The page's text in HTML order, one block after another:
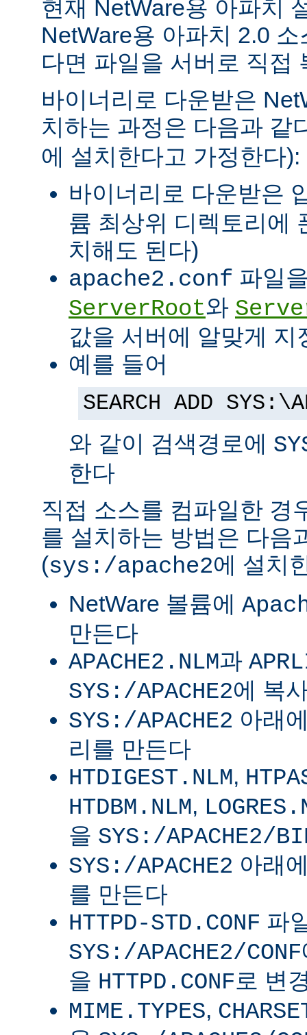
현재 NetWare용 아파치
NetWare용 아파치 2.0
다면 파일을 서버로 직접
바이너리로 다운받은
치하는 과정은 다음과 같
에 설치한다고 가정한다):
바이너리로 다운받은
륨 최상위 디렉토리에
치해도 된다)
apache2.conf 파일
ServerRoot와
값을 서버에 알맞게 지
예를 들어
SEARCH ADD
와 같이 검색경로에
한다
직접 소스를 컴파일한 경
를 설치하는 방법은 다음
(sys:/apache2에 설치
NetWare 볼륨에
만든다
APACHE2.NLM과
SYS:/APACHE2에 복
SYS:/APACHE2 아래
리를 만든다
HTDIGEST.NLM,
HTDBM.NLM,
을 SYS:/APACHE2/
SYS:/APACHE2 아래
를 만든다
HTTPD-STD.CONF 파
SYS:/APACHE2/CONF
을 HTTPD.CONF 로 변
MIME.TYPES,